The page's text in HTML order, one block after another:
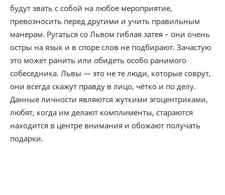
будут звать с собой на любое мероприятие,
превозносить перед другими и учить правильным
манерам. Ругаться со Львом гиблая затея – они очень
остры на язык и в споре слов не подбирают. Зачастую
это может ранить или обидеть особо ранимого
собеседника. Львы — это не те люди, которые соврут,
они всегда скажут правду в лицо, чётко и по делу.
Данные личности являются жуткими эгоцентриками,
любят, когда им делают комплименты, стараются
находится в центре внимания и обожают получать
подарки.